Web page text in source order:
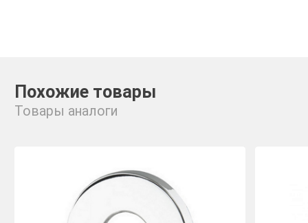
Похожие товары
Товары аналоги